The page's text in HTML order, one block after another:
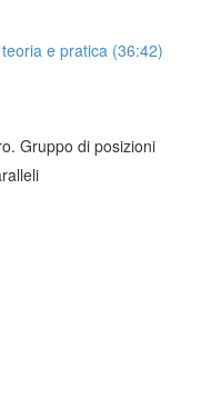
e pratica (36:42)
Gruppo di posizioni